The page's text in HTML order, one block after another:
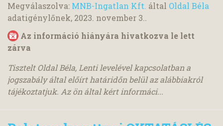
Megválaszolva: MNB-Ingatlan Kft. által Oldal Béla
adatigénylőnek, 2023. november 3..
Az információ hiányára hivatkozva le lett
zárva
Tisztelt Oldal Béla, Lenti levelével kapcsolatban a
jogszabály által előírt határidőn belül az alábbiakról
tájékoztatjuk. Az ön által kért informáci...